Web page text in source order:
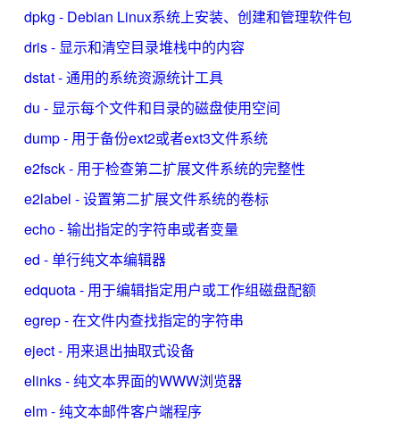
dpkg - Debian Linux系统上安装、创建和管理软件包
dris - 显示和清空目录堆栈中的内容
dstat - 通用的系统资源统计工具
du - 显示每个文件和目录的磁盘使用空间
dump - 用于备份ext2或者ext3文件系统
e2fsck - 用于检查第二扩展文件系统的完整性
e2label - 设置第二扩展文件系统的卷标
echo - 输出指定的字符串或者变量
ed - 单行纯文本编辑器
edquota - 用于编辑指定用户或工作组磁盘配额
egrep - 在文件内查找指定的字符串
eject - 用来退出抽取式设备
elinks - 纯文本界面的WWW浏览器
elm - 纯文本邮件客户端程序